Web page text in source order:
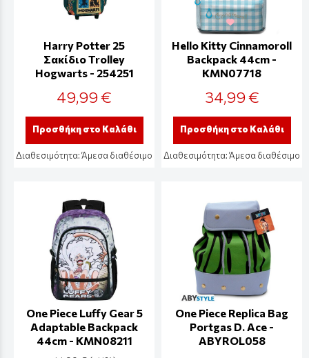
Harry Potter 25
Σακίδιο Trolley
Hogwarts - 254251
49,99 €
Προσθήκη στο Καλάθι
Διαθεσιμότητα:Άμεσα διαθέσιμο
Hello Kitty Cinnamoroll
Backpack 44cm -
KMN07718
34,99 €
Προσθήκη στο Καλάθι
Διαθεσιμότητα:Άμεσα διαθέσιμο
One Piece Luffy Gear 5
Adaptable Backpack
44cm - KMN08211
One Piece Replica Bag
Portgas D. Ace -
ABYROL058